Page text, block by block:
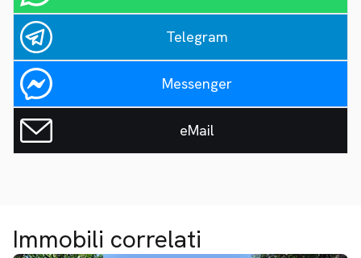
Telegram
Messenger
eMail
Immobili correlati